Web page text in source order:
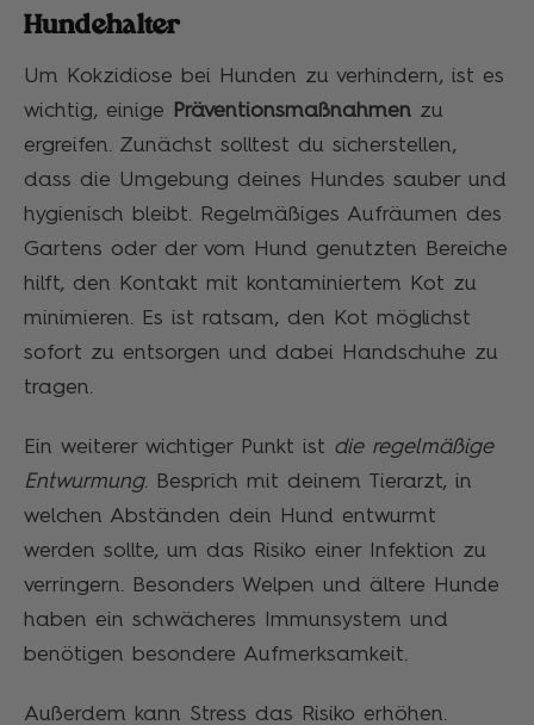
Hundehalter
Um Kokzidiose bei Hunden zu verhindern, ist es
wichtig, einige
Präventionsmaßnahmen zu
ergreifen. Zunächst solltest du sicherstellen,
dass die Umgebung deines Hundes sauber und
hygienisch bleibt. Regelmäßiges Aufräumen des
Gartens oder der vom Hund genutzten Bereiche
hilft, den Kontakt mit kontaminiertem Kot zu
minimieren. Es ist ratsam, den Kot möglichst
sofort zu entsorgen und dabei Handschuhe zu
tragen.
Ein weiterer wichtiger Punkt ist die regelmäßige
Entwurmung. Besprich mit deinem Tierarzt, in
welchen Abständen dein Hund entwurmt
werden sollte, um das Risiko einer Infektion zu
verringern. Besonders Welpen und ältere Hunde
haben ein schwächeres Immunsystem und
benötigen besondere Aufmerksamkeit.
Außerdem kann Stress das Risiko erhöhen.